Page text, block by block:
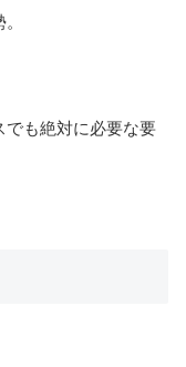
でも絶対に必要な要